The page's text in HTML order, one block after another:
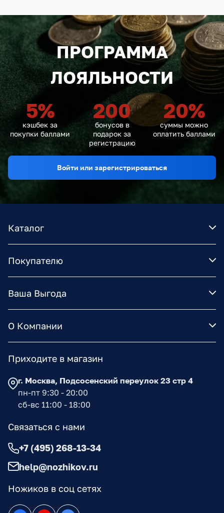
ПРОГРАММА
ЛОЯЛЬНОСТИ
5%
кэшбек за
покупки баллами
200
бонусов в
подарок за
регистрацию
20%
суммы можно
оплатить баллами
Войти или зарегистрироваться
Каталог
Покупателю
Ваша Выгода
О Компании
Ножиков в соц сетях
Приходите в магазин
г. Москва, Подсосенский переулок 23 стр 4
пн-пт 9:30 - 20:00
сб-вс 11:00 - 18:00
Связаться с нами
+7 (495) 268-13-34
help@nozhikov.ru